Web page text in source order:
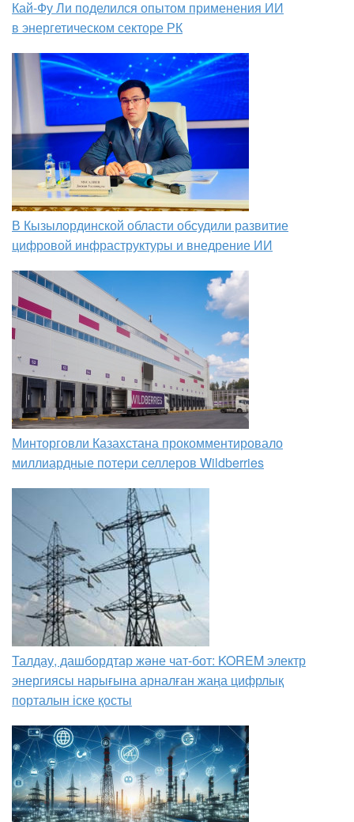
Кай-Фу Ли поделился опытом применения ИИ
в энергетическом секторе РК
В Кызылординской области обсудили развитие
цифровой инфраструктуры и внедрение ИИ
Минторговли Казахстана прокомментировало
миллиардные потери селлеров Wildberries
Талдау, дашбордтар және чат-бот: KOREM электр
энергиясы нарығына арналған жаңа цифрлық
порталын іске қосты